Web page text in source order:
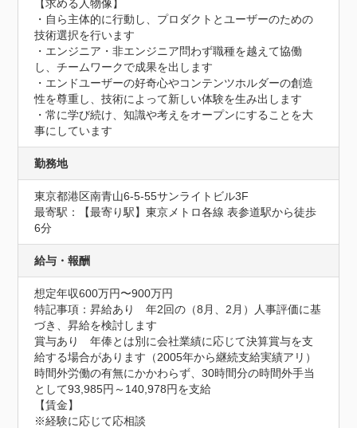
【求める人物像】
・自ら主体的に行動し、プロダクトとユーザーのための
技術選択を行います
・エンジニア・非エンジニア問わず職種を越えて協働
し、チームワークで成果を出します
・エンドユーザーの好奇心やコンテンツホルダーの創造
性を尊重し、技術によって新しい体験を生み出します
・常に学び続け、知識や考えをオープンにすることを大
事にしています
勤務地
東京都港区南青山6-5-55サンライトビル3F
最寄駅：【最寄り駅】東京メトロ各線 表参道駅から徒歩
6分
給与・報酬
想定年収600万円〜900万円
特記事項：昇給あり　年2回の（8月、2月）人事評価に基
づき、昇給を検討します
賞与あり　年俸とは別に会社業績に応じて決算賞与を支
給する場合があります（2005年から継続支給実績アリ）
時間外労働の有無にかかわらず、30時間分の時間外手当
として93,985円～140,978円を支給
【賃金】
※経験に応じて応相談